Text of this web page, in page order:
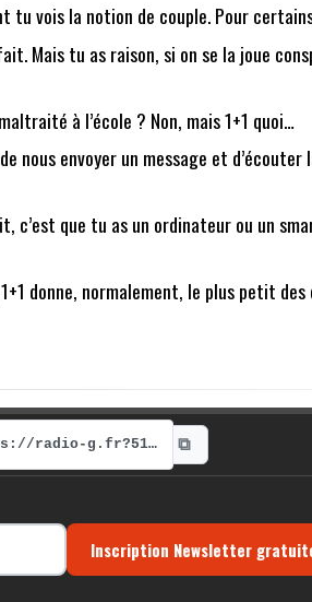
tu vois la notion de couple. Pour
Mais tu as raison, si on se la joue
à l’école ? Non, mais 1+1 quoi…
nous envoyer un message et
c’est que tu as un ordinateur ou un
donne, normalement, le plus petit
https://radio-g.fr?5166 ⧉
Inscription Newsletter